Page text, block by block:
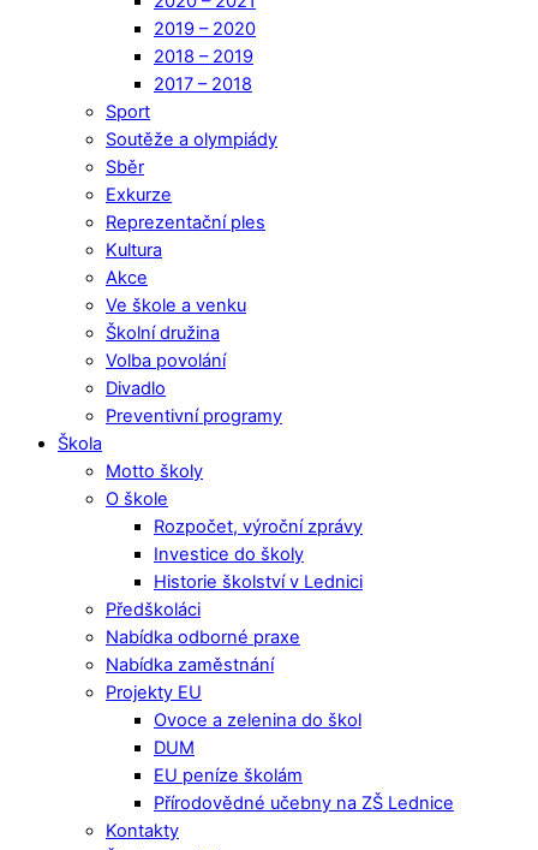
2019 – 2020
2018 – 2019
2017 – 2018
Sport
Soutěže a olympiády
Sběr
Exkurze
Reprezentační ples
Kultura
Akce
Ve škole a venku
Školní družina
Volba povolání
Divadlo
Preventivní programy
Škola
Motto školy
O škole
Rozpočet, výroční zprávy
Investice do školy
Historie školství v Lednici
Předškoláci
Nabídka odborné praxe
Nabídka zaměstnání
Projekty EU
Ovoce a zelenina do škol
DUM
EU peníze školám
Přírodovědné učebny na ZŠ Lednice
Kontakty